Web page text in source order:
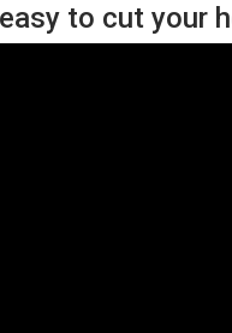
to cut your